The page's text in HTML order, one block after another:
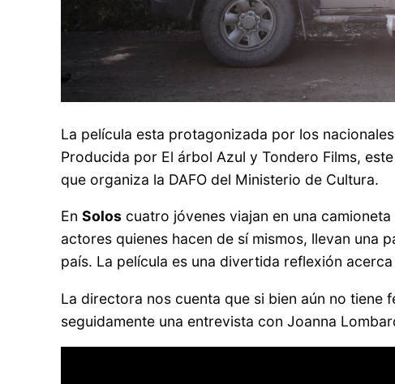
La película esta protagonizada por los
Producida por El árbol Azul y Tondero Films,
que organiza la DAFO del Ministerio de Cultura.
EnSolos cuatro jóvenes viajan en una
actores quienes hacen de sí mismos, llevan una
país. La película es una divertida reflexión
La directora nos cuenta que si bien aún no
seguidamente una entrevista con Joanna